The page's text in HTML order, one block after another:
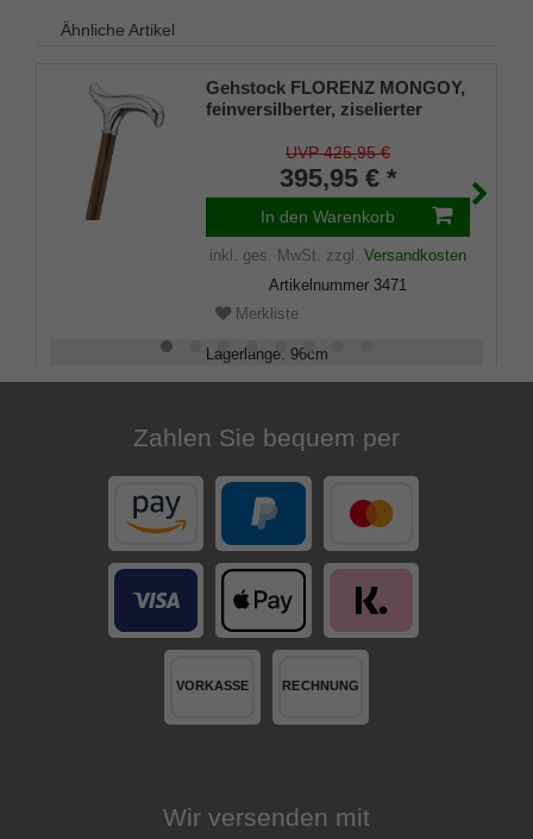
Ähnliche Artikel
Gehstock FLORENZ MONGOY,
feinversilberter, ziselierter
Stock aus edlem Mongoy-Holz,
inklusive passendem,
eleganten Gummipuffer.
UVP 425,95 €
395,95 € *
In den Warenkorb
inkl. ges. MwSt. zzgl. Versandkosten
Artikelnummer 3471
Merkliste
Lagerlänge: 96cm
Zahlen Sie bequem per
Wir versenden mit